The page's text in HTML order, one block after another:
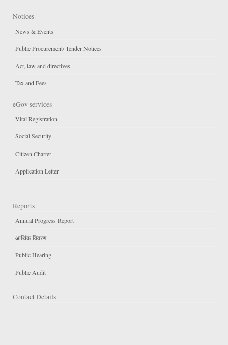
Notices
News & Events
Public Procurement/ Tender Notices
Act, law and directives
Tax and Fees
eGov services
Vital Registration
Social Security
Citizen Charter
Application Letter
Reports
Annual Progress Report
आर्थिक विवरण
Public Hearing
Public Audit
Contact Details